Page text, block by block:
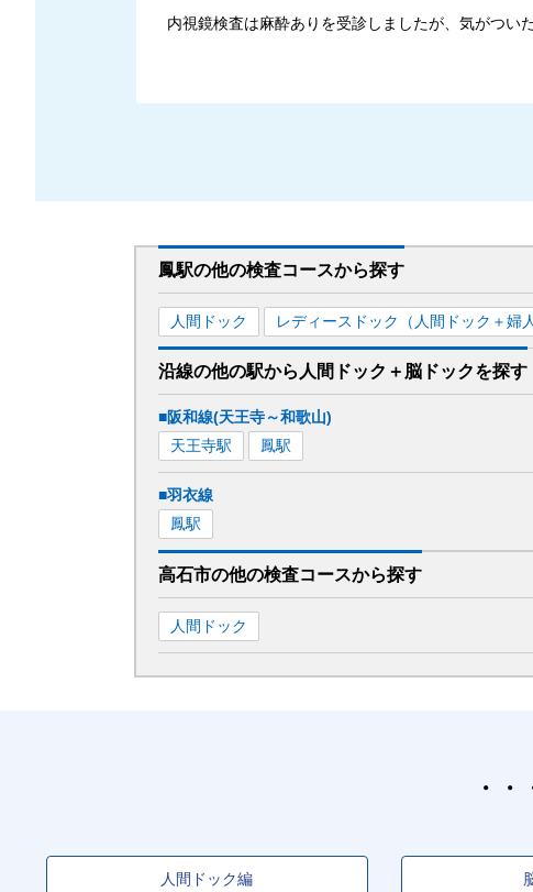
内視鏡検査は麻酔ありを受診しましたが、気がつい
鳳駅の他の検査コースから探す
人間ドック レディースドック（人間ドック＋婦
沿線の他の駅から 人間ドック＋脳ドックを探す
■阪和線(天王寺～和歌山)
天王寺駅 鳳駅
■羽衣線
鳳駅
高石市の他の検査コースから探す
人間ドック
人間ドック編